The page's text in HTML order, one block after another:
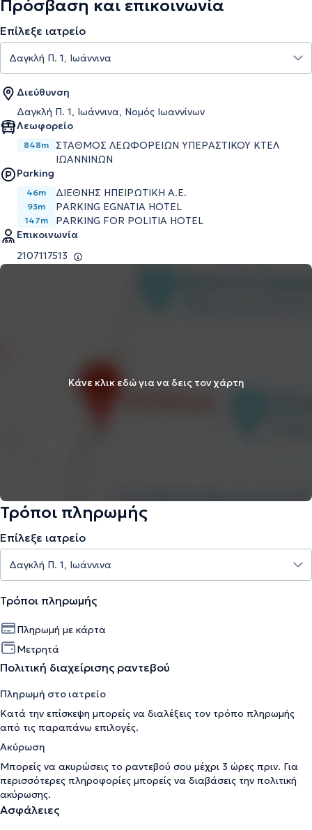
Πρόσβαση και επικοινωνία
Επίλεξε ιατρείο
Διεύθυνση
Δαγκλή Π. 1, Ιωάννινα, Νομός Ιωαννίνων
Λεωφορείο
848m
ΣΤΑΘΜΟΣ ΛΕΩΦΟΡΕΙΩΝ ΥΠΕΡΑΣΤΙΚΟΥ ΚΤΕΛ
ΙΩΑΝΝΙΝΩΝ
Parking
46m ΔΙΕΘΝΗΣ ΗΠΕΙΡΩΤΙΚΗ Α.Ε.
93m PARKING EGNATIA HOTEL
147m
PARKING FOR POLITIA HOTEL
Επικοινωνία
2107117513
Κάνε κλικ εδώ για να δεις τον χάρτη
Τρόποι πληρωμής
Επίλεξε ιατρείο
Τρόποι πληρωμής
Πληρωμή με κάρτα
Μετρητά
Πολιτική διαχείρισης ραντεβού
Πληρωμή στο ιατρείο
Κατά την επίσκεψη μπορείς να διαλέξεις τον τρόπο πληρωμής
από τις παραπάνω επιλογές.
Ακύρωση
Μπορείς να ακυρώσεις το ραντεβού σου μέχρι 3 ώρες πριν. Για
περισσότερες πληροφορίες μπορείς να διαβάσεις την πολιτική
ακύρωσης.
Ασφάλειες